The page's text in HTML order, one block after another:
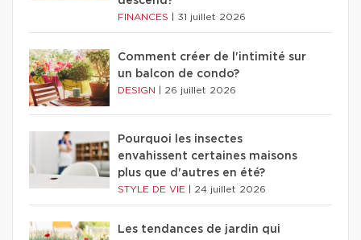
FINANCES 31 juillet 2026
Comment créer de l'intimité sur
un balcon de condo?
DESIGN 26 juillet 2026
Pourquoi les insectes
envahissent certaines maisons
plus que d'autres en été?
STYLE DE VIE 24 juillet 2026
Les tendances de jardin qui